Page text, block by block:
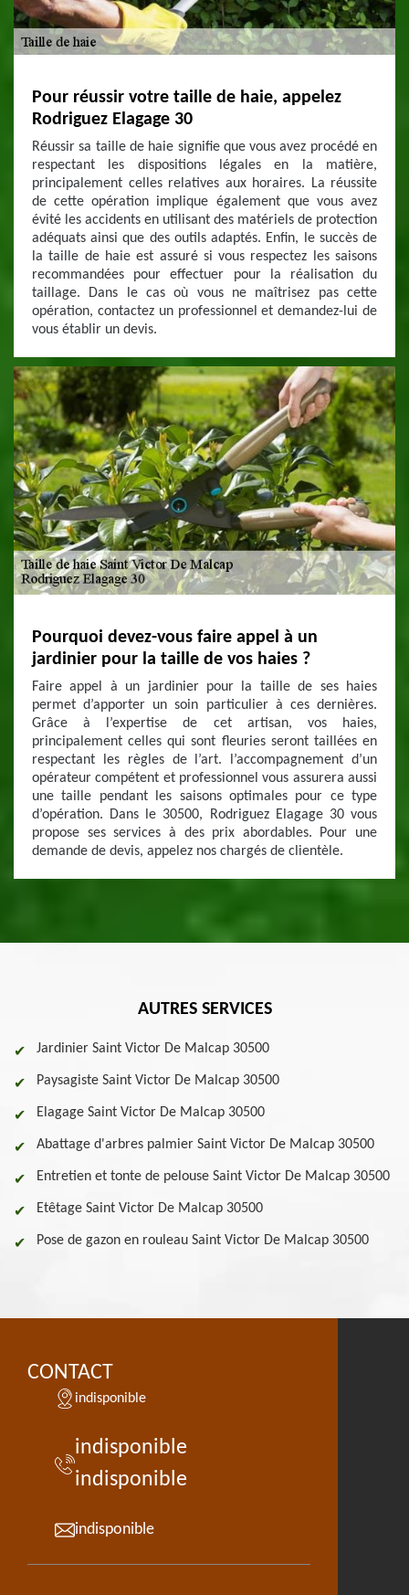
Pour réussir votre taille de haie, appelez
Rodriguez Elagage 30
Réussir sa taille de haie signifie que vous avez procédé en
respectant les dispositions légales en la matière,
principalement celles relatives aux horaires. La réussite
de cette opération implique également que vous avez
évité les accidents en utilisant des matériels de protection
adéquats ainsi que des outils adaptés. Enfin, le succès de
la taille de haie est assuré si vous respectez les saisons
recommandées pour effectuer pour la réalisation du
taillage. Dans le cas où vous ne maîtrisez pas cette
opération, contactez un professionnel et demandez-lui de
vous établir un devis.
Pourquoi devez-vous faire appel à un
jardinier pour la taille de vos haies ?
Faire appel à un jardinier pour la taille de ses haies
permet d’apporter un soin particulier à ces dernières.
Grâce à l’expertise de cet artisan, vos haies,
principalement celles qui sont fleuries seront taillées en
respectant les règles de l’art. l’accompagnement d’un
opérateur compétent et professionnel vous assurera aussi
une taille pendant les saisons optimales pour ce type
d’opération. Dans le 30500, Rodriguez Elagage 30 vous
propose ses services à des prix abordables. Pour une
demande de devis, appelez nos chargés de clientèle.
AUTRES SERVICES
Jardinier Saint Victor De Malcap 30500
Paysagiste Saint Victor De Malcap 30500
Elagage Saint Victor De Malcap 30500
Abattage d'arbres palmier Saint Victor De Malcap 30500
Entretien et tonte de pelouse Saint Victor De Malcap 30500
Etêtage Saint Victor De Malcap 30500
Pose de gazon en rouleau Saint Victor De Malcap 30500
CONTACT
indisponible
indisponible
indisponible
indisponible